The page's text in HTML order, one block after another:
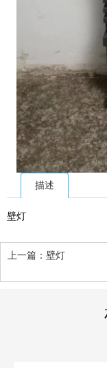
描述
壁灯
上一篇：壁灯